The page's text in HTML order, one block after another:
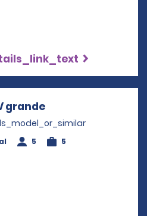
grandeOpens in a new
5 5